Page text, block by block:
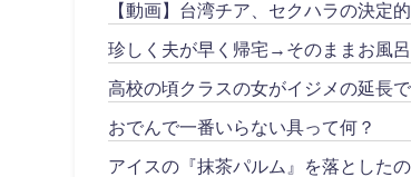
【動画】台湾チア、セクハラの決定
珍しく夫が早く帰宅→そのままお風
高校の頃クラスの女がイジメの延長
おでんで一番いらない具って何？
アイスの『抹茶パルム』を落とした